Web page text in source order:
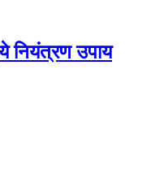
नियंत्रण उपाय